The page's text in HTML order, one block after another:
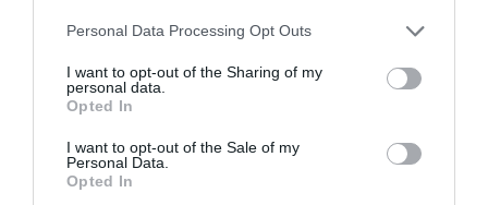
Personal Data Processing Opt Outs
I want to opt-out of the Sharing of my
personal data.
Opted In
I want to opt-out of the Sale of my
Personal Data.
Opted In
los avances en materia de violencia sexual como una
demuestra justamente lo contrario.Las garantías
procesales siguen intactas. Lo que ha cambiado es la
disposición institucional para investigar con seriedad
unos delitos que históricamente estuvieron rodeados de